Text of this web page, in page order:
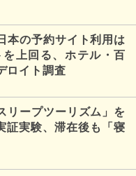
本の予約サイト利用は
上回る、ホテル・百
イト調査
リープツーリズム」を
証実験、滞在後も「寝